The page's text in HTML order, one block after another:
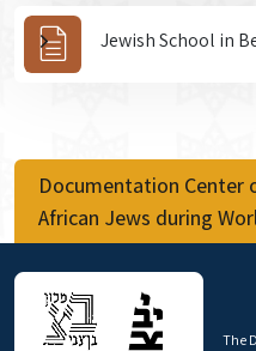
Jewish School in
Documentation Center
African Jews during
The